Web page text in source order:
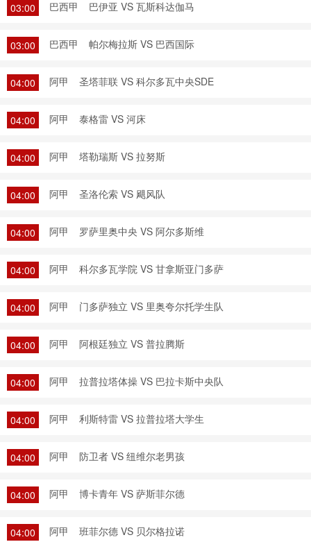
03:00 巴西甲 巴伊亚 VS 瓦斯科达伽马
03:00 巴西甲 帕尔梅拉斯 VS 巴西国际
04:00 阿甲 圣塔菲联 VS 科尔多瓦中央SDE
04:00 阿甲 泰格雷 VS 河床
04:00 阿甲 塔勒瑞斯 VS 拉努斯
04:00 阿甲 圣洛伦索 VS 飓风队
04:00 阿甲 罗萨里奥中央 VS 阿尔多斯维
04:00 阿甲 科尔多瓦学院 VS 甘拿斯亚门多萨
04:00 阿甲 门多萨独立 VS 里奥夸尔托学生队
04:00 阿甲 阿根廷独立 VS 普拉腾斯
04:00 阿甲 拉普拉塔体操 VS 巴拉卡斯中央队
04:00 阿甲 利斯特雷 VS 拉普拉塔大学生
04:00 阿甲 防卫者 VS 纽维尔老男孩
04:00 阿甲 博卡青年 VS 萨斯菲尔德
04:00 阿甲 班菲尔德 VS 贝尔格拉诺